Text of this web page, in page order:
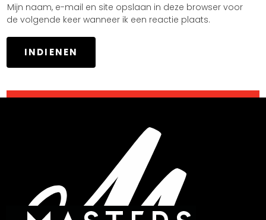
Mijn naam, e-mail en site opslaan in deze browser voor
de volgende keer wanneer ik een reactie plaats.